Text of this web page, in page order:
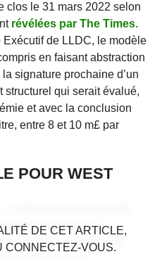
clos le 31 mars 2022 selon
révélées par The Times.
de LLDC, le modèle
en faisant abstraction
signature prochaine d’un
structurel qui serait évalué,
et avec la conclusion
entre 8 et 10 m£ par
POUR WEST
ADIPISCING ELIT.
VULPUTATE
AUX
DE CET ARTICLE,
CONNECTEZ-VOUS.